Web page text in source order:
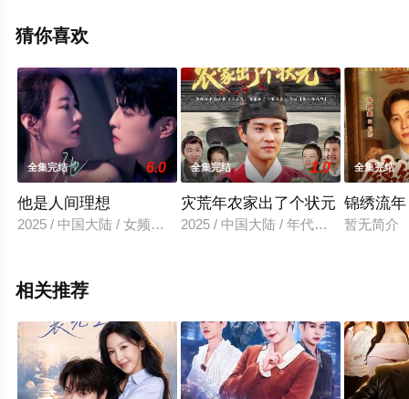
剧、电视猫或剧情网等平台了解。
猜你喜欢
全集完结 6.0
他是人间理想
2025 / 中国大陆 / 女频恋爱
全集完结 1.0
灾荒年农家出了个状元
2025 / 中国大陆 / 年代穿越
全集完结
锦绣流年
暂无简介
相关推荐